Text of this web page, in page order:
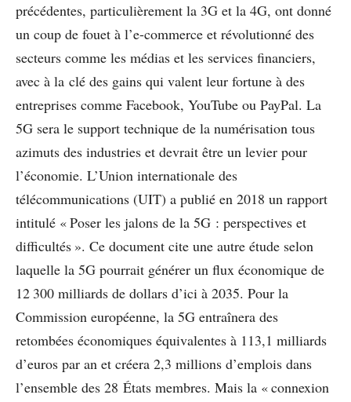
précédentes, particulièrement la 3G et la 4G, ont donné
un coup de fouet à l’e-commerce et révolutionné des
secteurs comme les médias et les services ﬁnanciers,
avec à la clé des gains qui valent leur fortune à des
entreprises comme Facebook, YouTube ou PayPal. La
5G sera le support technique de la numérisation tous
azimuts des industries et devrait être un levier pour
l’économie. L’Union internationale des
télécommunications (UIT) a publié en 2018 un rapport
intitulé « Poser les jalons de la 5G : perspectives et
difficultés ». Ce document cite une autre étude selon
laquelle la 5G pourrait générer un flux économique de
12 300 milliards de dollars d’ici à 2035. Pour la
Commission européenne, la 5G entraînera des
retombées économiques équivalentes à 113,1 milliards
d’euros par an et créera 2,3 millions d’emplois dans
l’ensemble des 28 États membres. Mais la « connexion